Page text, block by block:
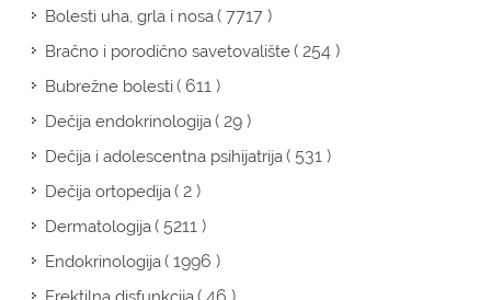
Bolesti uha, grla i nosa( 7717 )
Bračno i porodično savetovalište( 254 )
Bubrežne bolesti( 611 )
Dečija endokrinologija( 29 )
Dečija i adolescentna psihijatrija( 531 )
Dečija ortopedija( 2 )
Dermatologija( 5211 )
Endokrinologija( 1996 )